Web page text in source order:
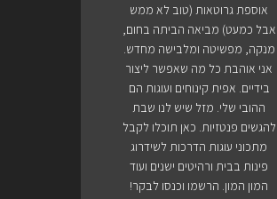
אוספת גרוטאות (טוב לא ממש
אבל כמעט) מביאה הביתה בחום,
מנקה, מפשיטה ומלבישה מחדש.
אני אוהבת כל מה שאפשר ליצור
בידיים. אפית קינוחים ועוגות הם
ההובי שלי. מזל שיש לנו שבת
להגשים פנטזיות. כאן תוכלו לקבל
מתכוני עוגות הדרכות לשידרוג
פינות בבית ורהיטים ישנים ועוד
המון המון. הרשמו וכנסו לבקר!